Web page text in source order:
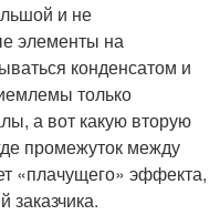
и не
элементы на
конденсатом и
только
а вот какую вторую
промежуток между
«плачущего» эффекта,
заказчика.